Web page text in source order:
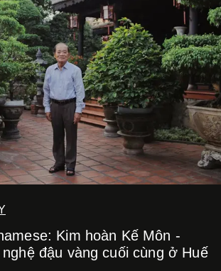
Ở tuổi ngoài 30, điều anh theo đuổi
đích đến quá lớn, mà là khả năng luôn
Kim hoàn Kế Môn -
đậu vàng cuối cùng ở Huế